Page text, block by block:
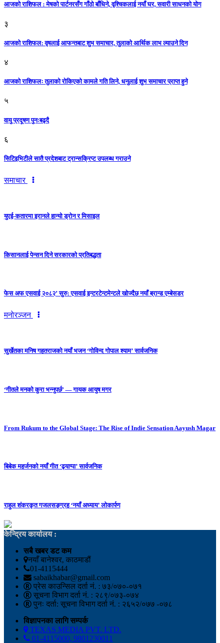
आजको राशिफल : मेषको पार्टनरसँग गाँठो बाँधिने, वृश्चिकलाई नयाँ घर, सवारी साधनकाे याेग
३
आजकाे राशिफल: वृषलाई आफन्तबाट शुभ समाचार, तुलाकाे आर्थिक लाभ ल्याउने दिन
४
आजको राशिफलः तुलाकाे रोकिएको कामले गति लिने, धनुलाई शुभ समाचार प्राप्त हुने
५
वायु प्रदूषण पुनःबढ्दै
६
सिटिइभिटीले सातै प्रदेशबाट ट्रान्सक्रिप्ट उपलब्ध गराउने
समाचार
युएई-कतारमा इरानले हान्यो ड्रोन र मिसाइल
किसानलाई पेन्सन दिने सरकारको प्रतिबद्धता
फेस अफ एसवाई २०८२’ सुरु: एसवाई इन्टरटेन्टमेन्टले खोज्दैछ नयाँ ब्रान्ड एम्बेसडर
मनोरञ्जन
सुर्खेतका मनिष गहतराजको नयाँ भजन ‘गोविन्द गोपाल श्याम’ सार्वजनिक
‘गीतले मनको कुरा भन्नुपर्छ’ — गायक आयुष मगर
From Rukum to the Global Stage: The Rise of Indie Sensation Aayush Magar
बिबेक महर्जनको नयाँ गीत ‘ढ्याप्पा’ सार्वजनिक
राहुल शंकरकृत गजलसङ्ग्रह ‘नयाँ अध्याय’ लोकार्पण
केन्द्रिय कार्यालय :
सबै खबर डट कम
नयाँ बानेश्वर, काठमाडौं
01-4115444
sabaikhabar@gmail.com
प्रेस काउन्सिल दर्ता नं. : ७३/०७०-०७१
सूचना विभाग दर्ता नं. : २८९/०७३-०७४
पुनः दर्ता: सूचना विभाग दर्ता नं. : २६५२/०७७ -०७८
विज्ञापनका लागि सम्पर्क
TEXAS MEDIA PVT. LTD.
01-4115000, 9801230011